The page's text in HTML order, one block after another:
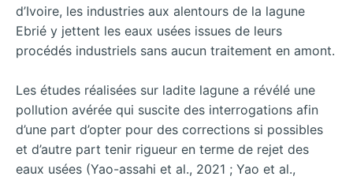
d’Ivoire, les industries aux alentours de la lagune
Ebrié y jettent les eaux usées issues de leurs
procédés industriels sans aucun traitement en amont.
Les études réalisées sur ladite lagune a révélé une
pollution avérée qui suscite des interrogations afin
d’une part d’opter pour des corrections si possibles
et d’autre part tenir rigueur en terme de rejet des
eaux usées (Yao-assahi et al., 2021 ; Yao et al.,